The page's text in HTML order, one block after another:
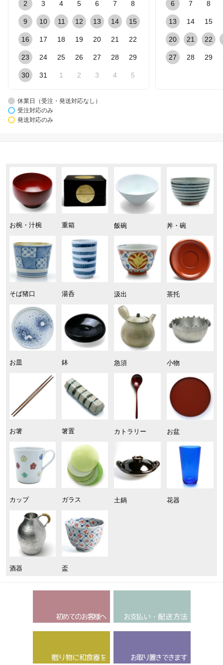
2 3 4 5 6 7 8
9 10 11 12 13 14 15
16 17 18 19 20 21 22
23 24 25 26 27 28 29
30 31 1 2 3 4 5
6 7 8
13 14 15
20 21 22
27 28 29
休業日（受注・発送対応なし）
受注対応のみ
発送対応のみ
お椀・汁椀 重箱 飯碗 丼・碗
そば猪口 湯呑 汲出 茶托
お皿 鉢 急須 小物
お箸 箸置 カトラリー お盆
カップ ガラス 土鍋 花器
酒器 盃